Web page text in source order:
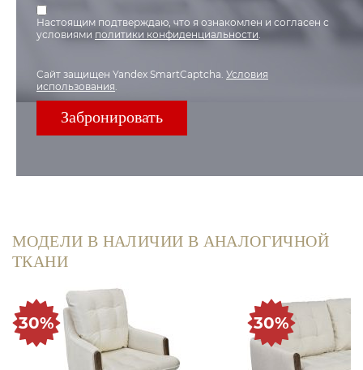
Настоящим подтверждаю, что я ознакомлен и согласен с
условиями политики конфиденциальности.
Сайт защищен Yandex SmartCaptcha. Условия
использования.
МОДЕЛИ В НАЛИЧИИ В АНАЛОГИЧНОЙ
ТКАНИ
30% 30%